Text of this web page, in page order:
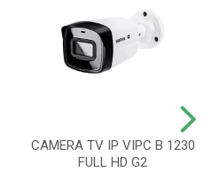
CAMERA TV IP VIPC B 1230
FULL HD G2